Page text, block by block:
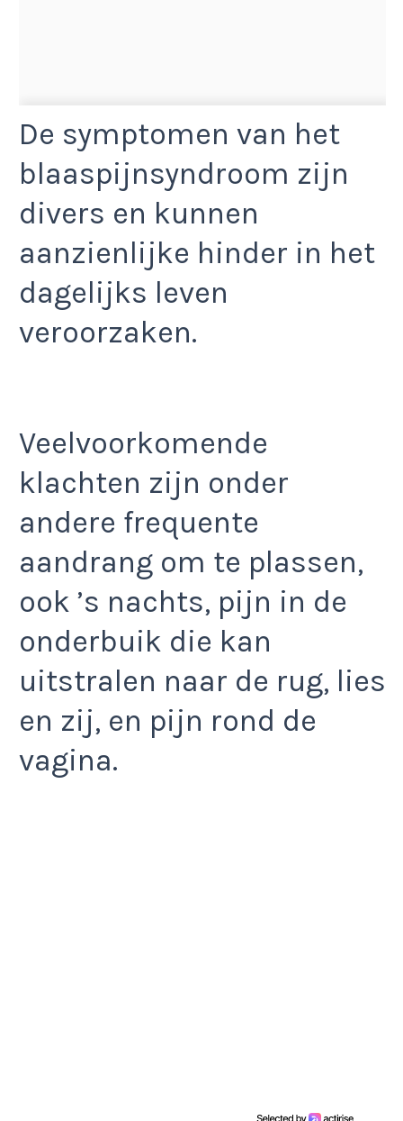
De symptomen van het
blaaspijnsyndroom zijn
divers en kunnen
aanzienlijke hinder in het
dagelijks leven
veroorzaken.
Veelvoorkomende
klachten zijn onder
andere frequente
aandrang om te plassen,
ook ’s nachts, pijn in de
onderbuik die kan
uitstralen naar de rug, lies
en zij, en pijn rond de
vagina.